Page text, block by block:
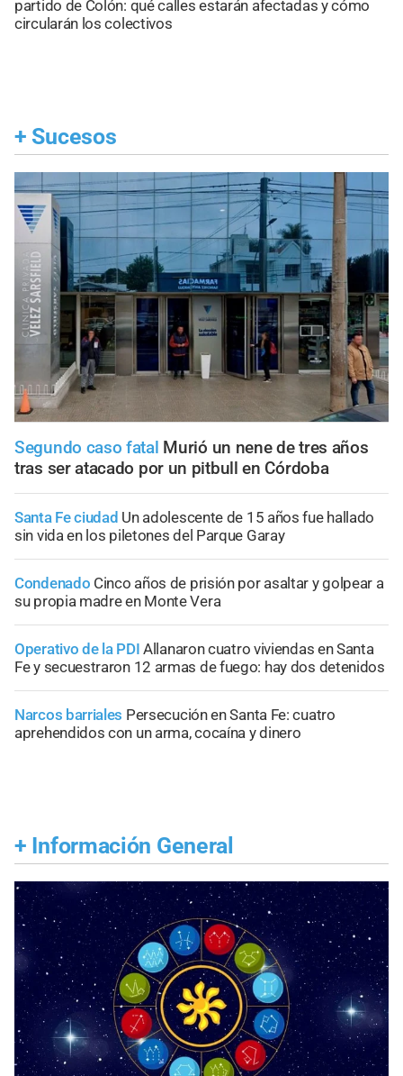
partido de Colón: qué calles estarán afectadas y cómo
circularán los colectivos
+ Sucesos
Segundo caso fatal Murió un nene de tres años
tras ser atacado por un pitbull en Córdoba
Santa Fe ciudad Un adolescente de 15 años fue hallado
sin vida en los piletones del Parque Garay
Condenado Cinco años de prisión por asaltar y golpear a
su propia madre en Monte Vera
Operativo de la PDI Allanaron cuatro viviendas en Santa
Fe y secuestraron 12 armas de fuego: hay dos detenidos
Narcos barriales Persecución en Santa Fe: cuatro
aprehendidos con un arma, cocaína y dinero
+ Información General